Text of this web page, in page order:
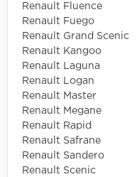
Renault Fluence
Renault Fuego
Renault Grand Scenic
Renault Kangoo
Renault Laguna
Renault Logan
Renault Master
Renault Megane
Renault Rapid
Renault Safrane
Renault Sandero
Renault Scenic